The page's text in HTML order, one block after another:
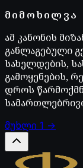
ᲛᲘᲛᲝᲮᲘᲚᲕᲐ
ამ კანონის
განლაგებული
სახელდების,
გამოყენების,
დროს
მუხლი 1 →